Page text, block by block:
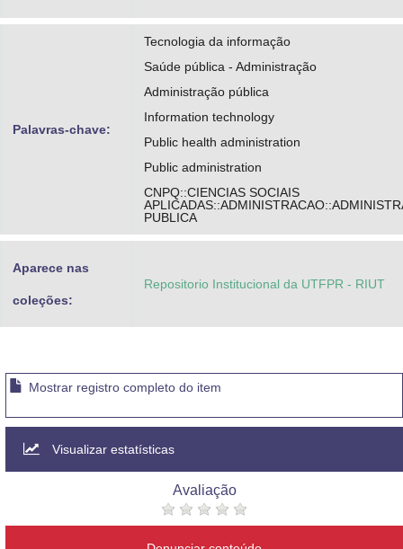
Palavras-chave:
Tecnologia da informação
Saúde pública - Administração
Administração pública
Information technology
Public health administration
Public administration
CNPQ::CIENCIAS SOCIAIS
PUBLICA
Aparece nas
coleções:
Repositorio Institucional da UTFPR - RIUT
Mostrar registro completo do item
Visualizar estatísticas
Avaliação